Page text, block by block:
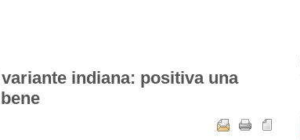
indiana: positiva una